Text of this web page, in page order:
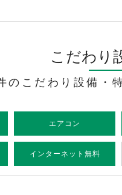
こだわり
のこだわり設備・
エアコン
インターネット無料